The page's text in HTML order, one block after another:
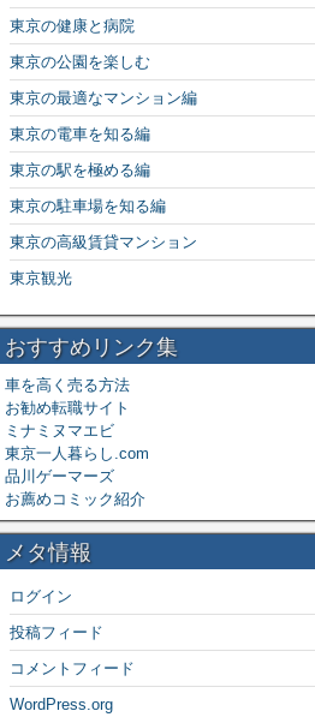
東京の健康と病院
東京の公園を楽しむ
東京の最適なマンション編
東京の電車を知る編
東京の駅を極める編
東京の駐車場を知る編
東京の高級賃貸マンション
東京観光
おすすめリンク集
車を高く売る方法
お勧め転職サイト
ミナミヌマエビ
東京一人暮らし.com
品川ゲーマーズ
お薦めコミック紹介
メタ情報
ログイン
投稿フィード
コメントフィード
WordPress.org